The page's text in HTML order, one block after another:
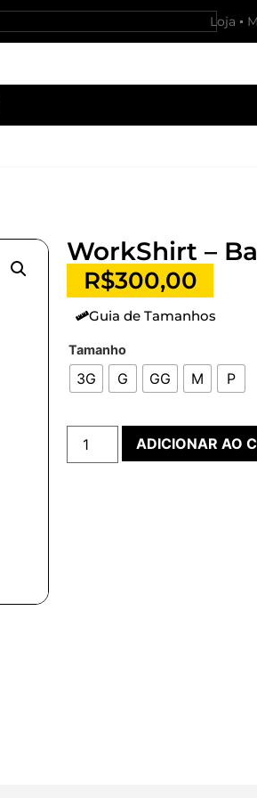
Loja
WorkShirt –
R$300,00
Guia de Tamanhos
Tamanho
3G G GG M P
ADICIONAR AO